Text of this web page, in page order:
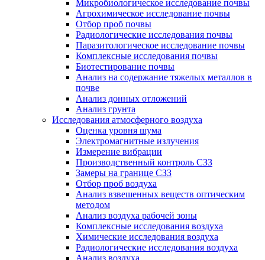
Микробиологическое исследование почвы
Агрохимическое исследование почвы
Отбор проб почвы
Радиологические исследования почвы
Паразитологическое исследование почвы
Комплексные исследования почвы
Биотестирование почвы
Анализ на содержание тяжелых металлов в
почве
Анализ донных отложений
Анализ грунта
Исследования атмосферного воздуха
Оценка уровня шума
Электромагнитные излучения
Измерение вибрации
Производственный контроль СЗЗ
Замеры на границе СЗЗ
Отбор проб воздуха
Анализ взвешенных веществ оптическим
методом
Анализ воздуха рабочей зоны
Комплексные исследования воздуха
Химические исследования воздуха
Радиологические исследования воздуха